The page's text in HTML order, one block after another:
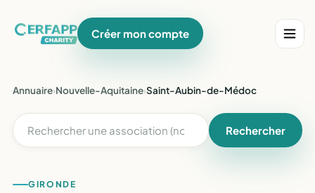
Créer mon compte
Annuaire›Nouvelle-Aquitaine›Saint-Aubin-de-Médoc
Rechercher
GIRONDE